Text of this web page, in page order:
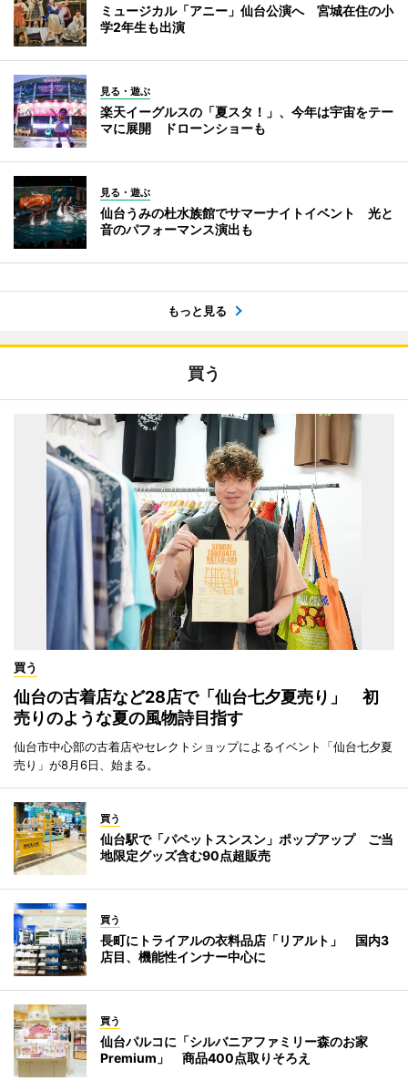
ミュージカル「アニー」仙台公演へ 宮城在住の小
学2年生も出演
見る・遊ぶ
楽天イーグルスの「夏スタ！」、今年は宇宙をテー
マに展開 ドローンショーも
見る・遊ぶ
仙台うみの杜水族館でサマーナイトイベント 光と
音のパフォーマンス演出も
もっと見る
買う
買う
仙台の古着店など28店で「仙台七夕夏売り」 初
売りのような夏の風物詩目指す
仙台市中心部の古着店やセレクトショップによるイベント「仙台七夕夏
売り」が8月6日、始まる。
買う
仙台駅で「パペットスンスン」ポップアップ ご当
地限定グッズ含む90点超販売
買う
長町にトライアルの衣料品店「リアルト」 国内3
店目、機能性インナー中心に
買う
仙台パルコに「シルバニアファミリー森のお家
Premium」 商品400点取りそろえ